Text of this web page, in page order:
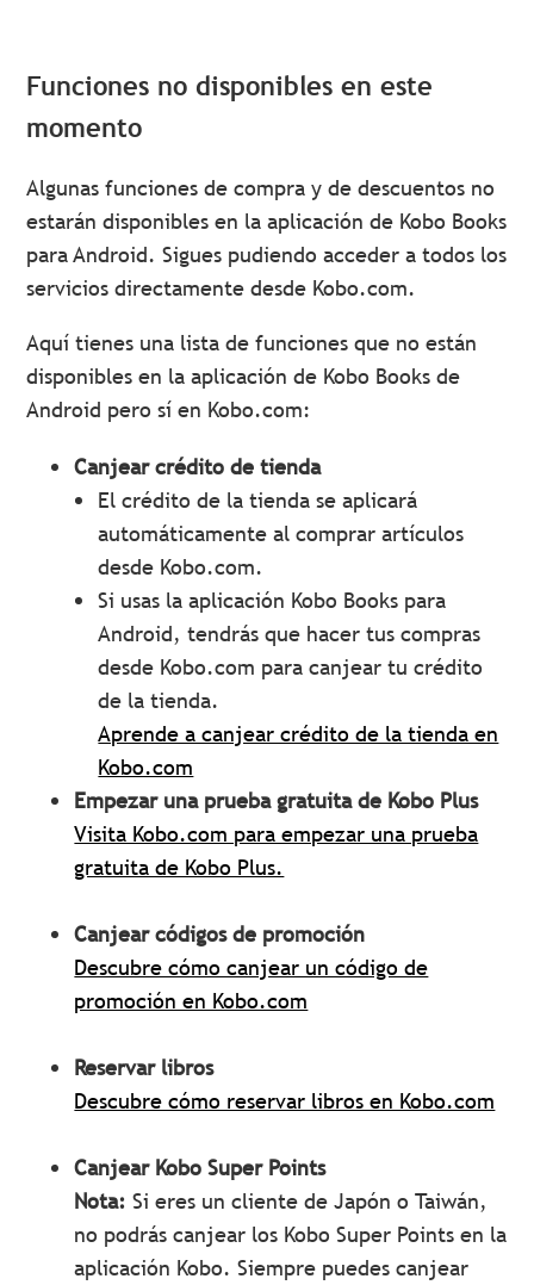
Funciones no disponibles en este
momento
Algunas funciones de compra y de descuentos no
estarán disponibles en la aplicación de Kobo Books
para Android. Sigues pudiendo acceder a todos los
servicios directamente desde Kobo.com.
Aquí tienes una lista de funciones que no están
disponibles en la aplicación de Kobo Books de
Android pero sí en Kobo.com:
Canjear crédito de tienda
El crédito de la tienda se aplicará
automáticamente al comprar artículos
desde Kobo.com.
Si usas la aplicación Kobo Books para
Android, tendrás que hacer tus compras
desde Kobo.com para canjear tu crédito
de la tienda.
Aprende a canjear crédito de la tienda en
Kobo.com
Empezar una prueba gratuita de Kobo Plus
Visita Kobo.com para empezar una prueba
gratuita de Kobo Plus.
Canjear códigos de promoción
Descubre cómo canjear un código de
promoción en Kobo.com
Reservar libros
Descubre cómo reservar libros en Kobo.com
Canjear Kobo Super Points
Nota: Si eres un cliente de Japón o Taiwán,
no podrás canjear los Kobo Super Points en la
aplicación Kobo. Siempre puedes canjear